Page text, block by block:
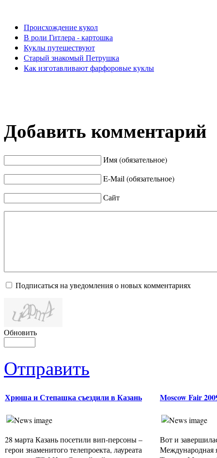
Происхождение кукол
В роли Гитлера - картошка
Куклы путешествуют
Старый знакомый Петрушка
Как изготавливают фарфоровые куклы
Добавить комментарий
Имя (обязательное)
E-Mail (обязательное)
Сайт
Подписаться на уведомления о новых комментариях
Обновить
Отправить
Хрюша и Степашка съездили в Казань
28 марта Казань посетили вип-персоны –
герои знаменитого телепроекта, лауреата
Moscow Fair
Вот и
Международная